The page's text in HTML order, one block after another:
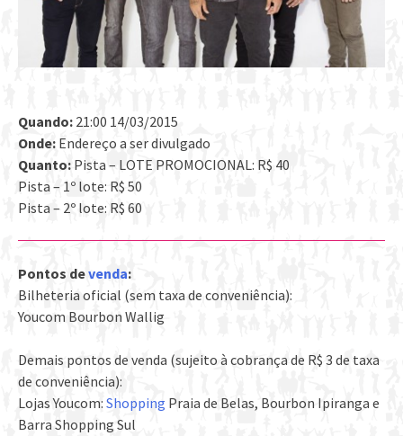
Quando: 21:00 14/03/2015
Onde: Endereço a ser divulgado
Quanto: Pista – LOTE PROMOCIONAL: R$ 40
Pista – 1º lote: R$ 50
Pista – 2º lote: R$ 60
Pontos devenda:
Bilheteria oficial (sem taxa de conveniência):
Youcom Bourbon Wallig
Demais pontos de venda (sujeito à cobrança de R$ 3 de taxa
de conveniência):
Lojas Youcom: Shopping Praia de Belas, Bourbon Ipiranga e
Barra Shopping Sul